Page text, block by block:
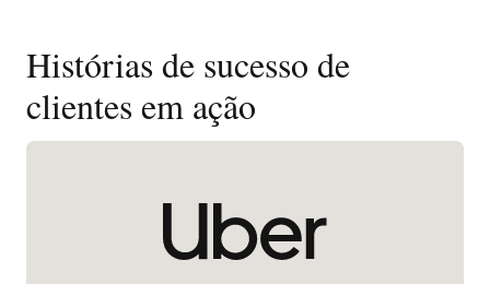
Histórias de sucesso de
clientes em ação